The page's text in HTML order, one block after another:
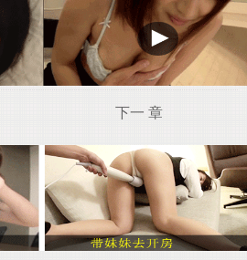
下一 章